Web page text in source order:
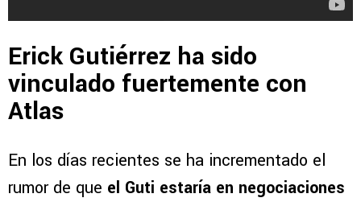
Erick Gutiérrez ha sido
vinculado fuertemente con
Atlas
En los días recientes se ha incrementado el
rumor de que el Guti estaría en negociaciones